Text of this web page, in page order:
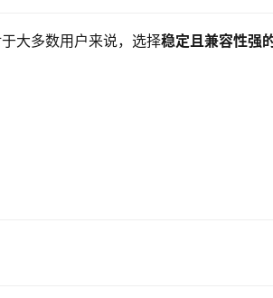
大多数用户来说，选择稳定且兼容性强